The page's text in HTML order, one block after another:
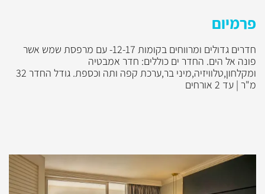
פרמיום
חדרים גדולים ומרווחים בקומות 12-17- עם מרפסת שמש אשר
פונה אל הים. החדר ים כוללים: חדר אמבטיה
ומקלחון,טלוויזיה,מיני בר,ערכת קפה ותה וכספת. גודל החדר 32
מ"ר | עד 2 אורחים